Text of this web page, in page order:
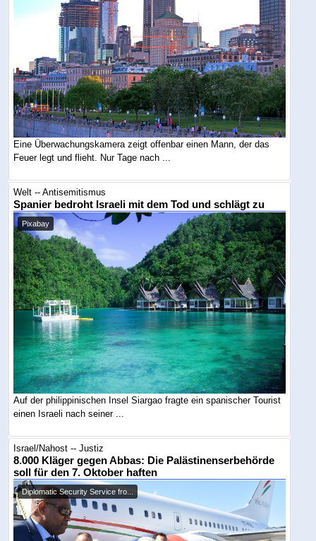
Eine Überwachungskamera zeigt offenbar einen Mann, der das
Feuer legt und flieht. Nur Tage nach ...
Welt -- Antisemitismus
Spanier bedroht Israeli mit dem Tod und schlägt zu
Pixabay
Auf der philippinischen Insel Siargao fragte ein spanischer Tourist
einen Israeli nach seiner ...
Israel/Nahost -- Justiz
8.000 Kläger gegen Abbas: Die Palästinenserbehörde
soll für den 7. Oktober haften
Diplomatic Security Service fro...